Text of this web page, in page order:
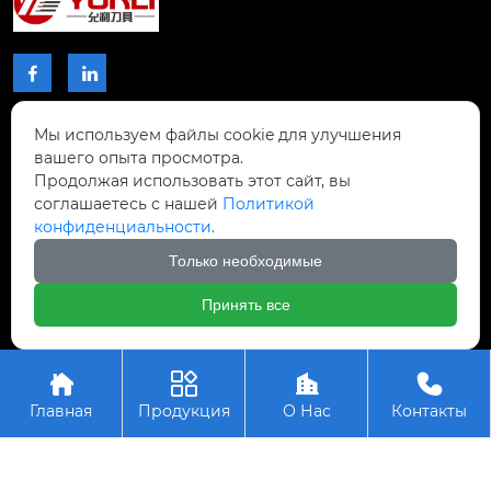
 
КОНТАКТЫ

Проспект Чжибиян № 2, Донхупин, город
Тайпин, уезд Шисин, город Шаогуань,
провинция Гуандун, Китай.
 +8617768809996
Авторское право © ООО Шаогуань Юсинь
Прецизионные режущие инструменты

Главная

Продукция

О Нас

Контакты
Мы используем файлы cookie для улучшения
вашего опыта просмотра.
Продолжая использовать этот сайт, вы
соглашаетесь с нашей Политикой
конфиденциальности.
Только необходимые
Принять все